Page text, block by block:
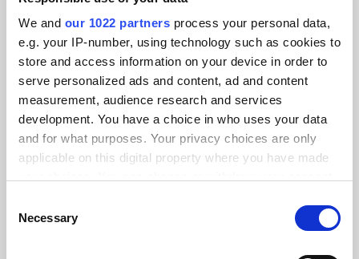
We and our 1022 partners process your personal data,
e.g. your IP-number, using technology such as cookies to
store and access information on your device in order to
serve personalized ads and content, ad and content
measurement, audience research and services
development. You have a choice in who uses your data
and for what purposes. Your privacy choices are only
applicable on this digital property where you have made
the Privacy trigger icon.
Selection
Necessary
Luister naar succesverhalen
van onze gewaardeerde
klanten
Alumio gaf ons voor het eerst controle
over onze gegevens. We weten